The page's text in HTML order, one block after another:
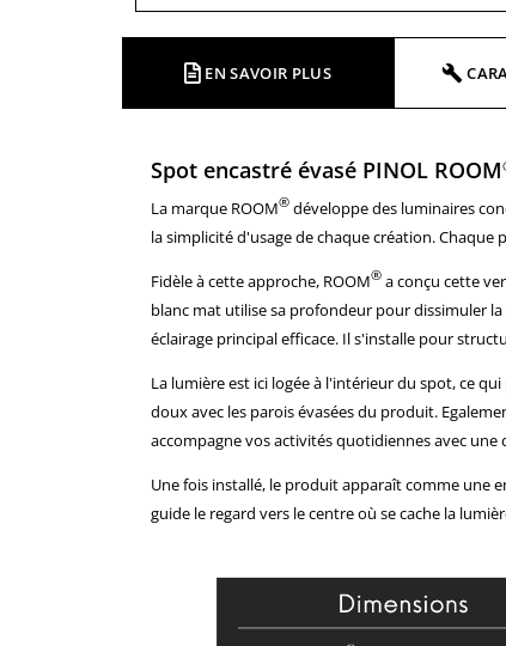
EN SAVOIR PLUS
Spot encastré évasé PINOL ROOM
La marque ROOM® développe des luminaires
la simplicité d'usage de chaque création.
Fidèle à cette approche, ROOM® a conçu cette
blanc mat utilise sa profondeur pour dissimuler
éclairage principal efficace. Il s'installe pour
La lumière est ici logée à l'intérieur du spot, ce
doux avec les parois évasées du produit.
accompagne vos activités quotidiennes avec
Une fois installé, le produit apparaît comme une
guide le regard vers le centre où se cache la